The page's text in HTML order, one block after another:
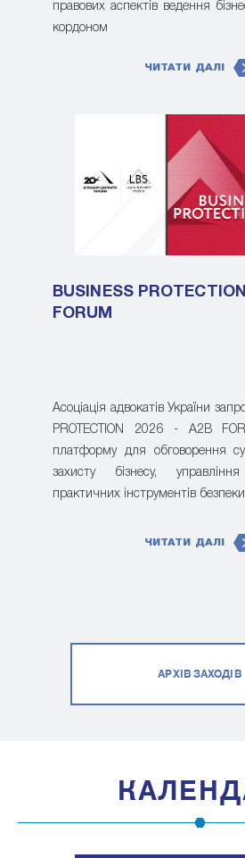
правових аспектів ведення
кордоном
ЧИТАТИ ДАЛІ
BUSINESS
FORUM
Асоціація адвокатів України
PROTECTION 2026 - A2B
платформу для обговорення
захисту бізнесу,
практичних інструментів
ЧИТАТИ ДАЛІ
АРХІВ ЗАХОДІВ